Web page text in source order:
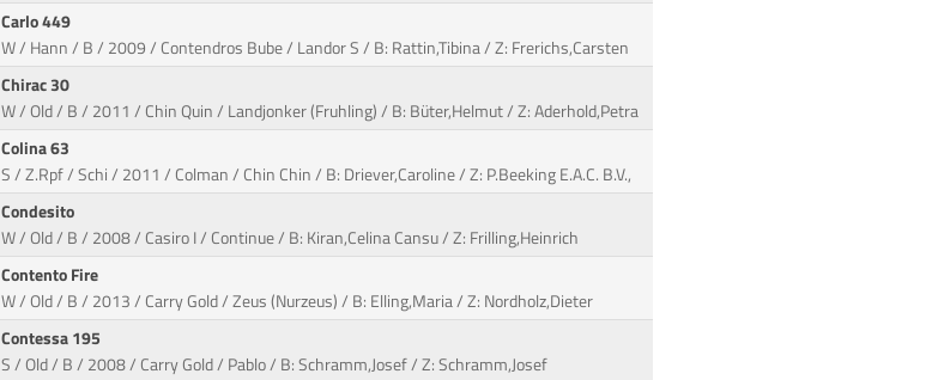
Carlo 449
W / Hann / B / 2009 / Contendros Bube / Landor S / B: Rattin,Tibina / Z: Frerichs,Carsten
Chirac 30
W / Old / B / 2011 / Chin Quin / Landjonker (Fruhling) / B: Büter,Helmut / Z: Aderhold,Petra
Colina 63
S / Z.Rpf / Schi / 2011 / Colman / Chin Chin / B: Driever,Caroline / Z: P.Beeking E.A.C. B.V.,
Condesito
W / Old / B / 2008 / Casiro I / Continue / B: Kiran,Celina Cansu / Z: Frilling,Heinrich
Contento Fire
W / Old / B / 2013 / Carry Gold / Zeus (Nurzeus) / B: Elling,Maria / Z: Nordholz,Dieter
Contessa 195
S / Old / B / 2008 / Carry Gold / Pablo / B: Schramm,Josef / Z: Schramm,Josef